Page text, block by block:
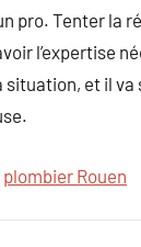
pro. Tenter la
l’expertise
et il va
plombier Rouen